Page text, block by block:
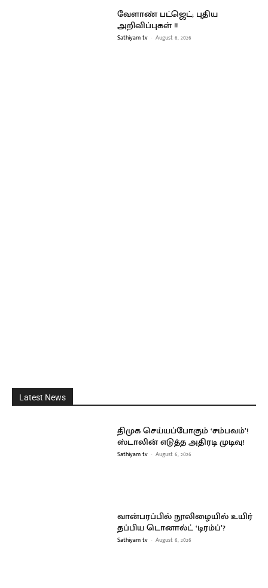
வேளாண் பட்ஜெட்; புதிய
அறிவிப்புகள் !!
Sathiyam tv - August 6, 2026
Latest News
திமுக செய்யப்போகும் ‘சம்பவம்’!
ஸ்டாலின் எடுத்த அதிரடி முடிவு!
Sathiyam tv - August 6, 2026
வான்பரப்பில் நூலிழையில் உயிர்
தப்பிய டொனால்ட் ‘டிரம்ப்’?
Sathiyam tv - August 6, 2026